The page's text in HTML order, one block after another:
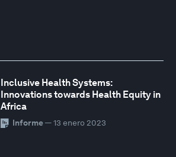
Inclusive Health Systems:
Innovations towards Health Equity in
Africa
Informe— 13 enero 2023